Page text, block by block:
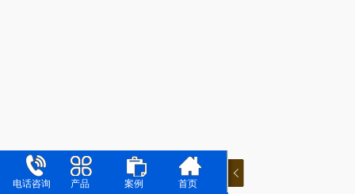
电话咨询 产品 案例 首页